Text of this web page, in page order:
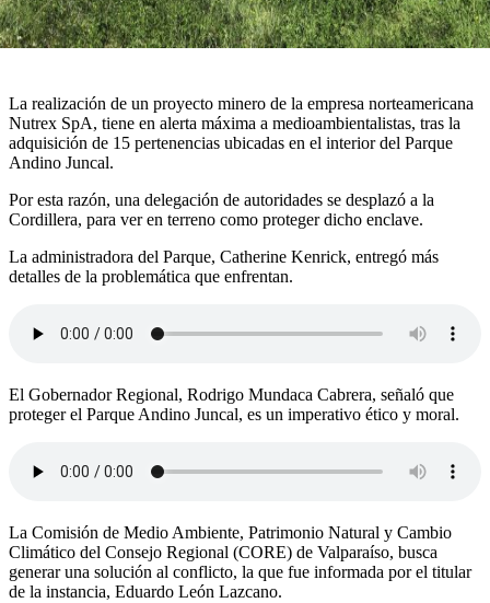
La realización de un proyecto minero de la empresa norteamericana
Nutrex SpA, tiene en alerta máxima a medioambientalistas, tras la
adquisición de 15 pertenencias ubicadas en el interior del Parque
Andino Juncal.
Por esta razón, una delegación de autoridades se desplazó a la
Cordillera, para ver en terreno como proteger dicho enclave.
La administradora del Parque, Catherine Kenrick, entregó más
detalles de la problemática que enfrentan.
El Gobernador Regional, Rodrigo Mundaca Cabrera, señaló que
proteger el Parque Andino Juncal, es un imperativo ético y moral.
La Comisión de Medio Ambiente, Patrimonio Natural y Cambio
Climático del Consejo Regional (CORE) de Valparaíso, busca
generar una solución al conflicto, la que fue informada por el titular
de la instancia, Eduardo León Lazcano.